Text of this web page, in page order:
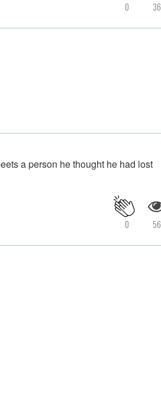
36
0
a person he thought he had lost
56
0